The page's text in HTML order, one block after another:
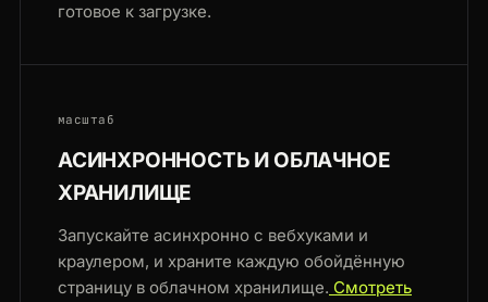
готовое к загрузке.
масштаб
АСИНХРОННОСТЬ И ОБЛАЧНОЕ
ХРАНИЛИЩЕ
Запускайте асинхронно с вебхуками и
краулером, и храните каждую обойдённую
страницу в облачном хранилище. Смотреть